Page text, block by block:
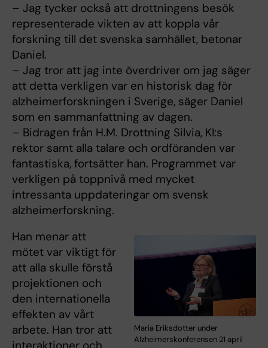
– Jag tycker också att drottningens besök
representerade vikten av att koppla vår
forskning till det svenska samhället, betonar
Daniel.
– Jag tror att jag inte överdriver om jag säger
att detta verkligen var en historisk dag för
alzheimerforskningen i Sverige, säger Daniel
som en sammanfattning av dagen.
– Bidragen från H.M. Drottning Silvia, KI:s
rektor samt alla talare och ordföranden var
fantastiska, fortsätter han. Programmet var
verkligen på toppnivå med mycket
intressanta uppdateringar om svensk
alzheimerforskning.
Maria Eriksdotter under
Alzheimerskonferensen 21 april
Han menar att
mötet var viktigt för
att alla skulle förstå
projektionen och
den internationella
effekten av vårt
arbete. Han tror att